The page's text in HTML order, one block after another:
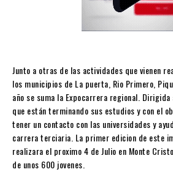
Junto a otras de las actividades que vienen
los municipios de La puerta, Rio Primero,
año se suma la Expocarrera regional.
que están terminando sus estudios y con el
tener un contacto con las universidades y
carrera terciaria. La primer edicion de este
realizara el proximo 4 de Julio en Monte
de unos 600 jovenes.